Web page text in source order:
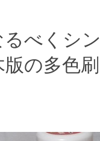
べくシ
の多色